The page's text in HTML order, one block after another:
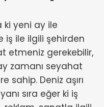
ki yeni ay ile
iş ile ilgili şehirden
etmeniz gerekebilir,
zamanı seyahat
sahip. Deniz aşırı
sıra eğer ki iş